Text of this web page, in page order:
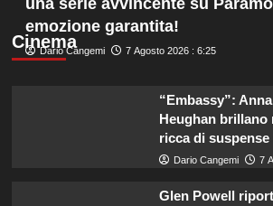
Cinema
una serie avvincente su
emozione garantita!
Dario Cangemi 7 Agosto 2026 : 6:25
“Embassy”:
Heughan brillano
ricca di suspense
Dario Cangemi 7
Glen Powell